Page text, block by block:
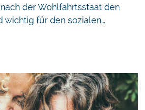
der Wohlfahrtsstaat den
wichtig für den sozialen…